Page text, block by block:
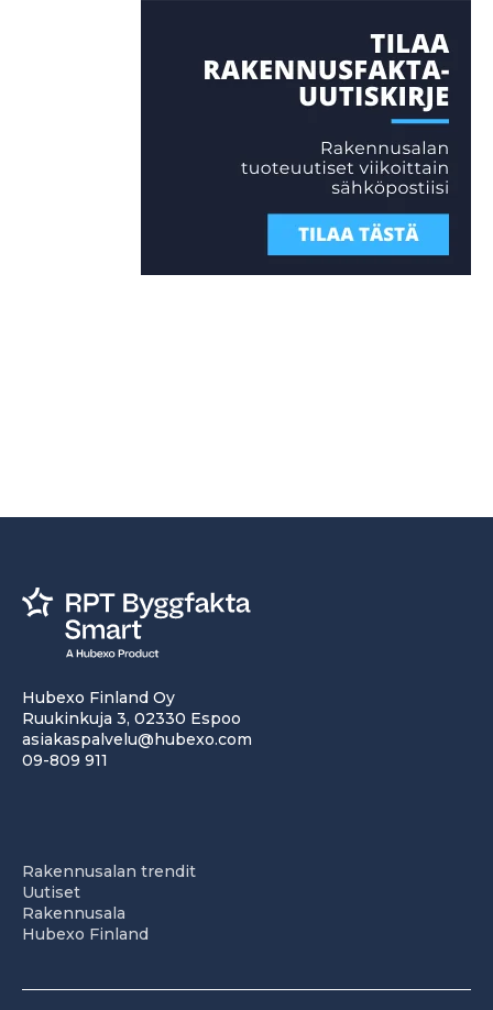
Hubexo Finland Oy
Ruukinkuja 3, 02330 Espoo
asiakaspalvelu@hubexo.com
09-809 911
Rakennusalan trendit
Uutiset
Rakennusala
Hubexo Finland